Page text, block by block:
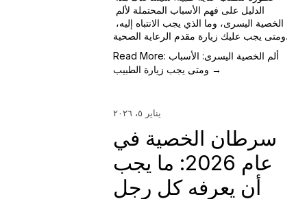
ومتى يجب عليك زيارة مقدم الرعاية الصحية.
Read More: ألم الخصية اليسرى: الأسباب
ومتى يجب زيارة الطبيب →
يناير ٥، ٢٠٢٦
سرطان الخصية في
عام 2026: ما يجب
أن يعرفه كل رجل